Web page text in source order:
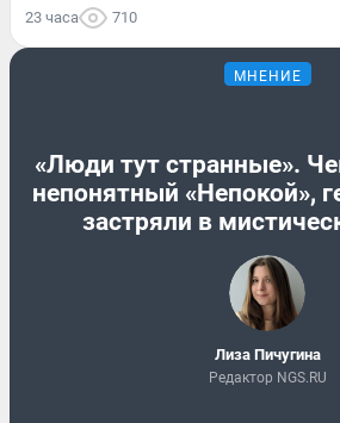
23 часа 710
МНЕНИЕ
«Люди тут странные».
непонятный «Непокой»,
застряли в
Лиза Пичугина
Редактор NGS.RU